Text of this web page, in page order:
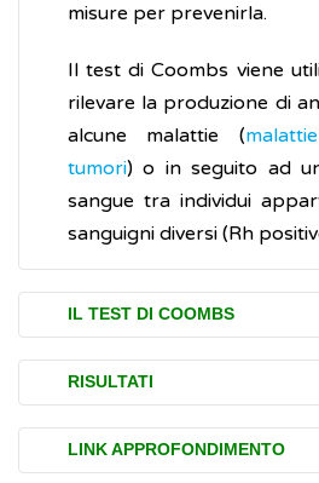
misure per prevenirla.
Il test di Coombs viene
rilevare la produzione di
alcune malattie (
tumori) o in seguito ad
sangue tra individui
sanguigni diversi (Rh
IL TEST DI COOMBS
Il test di Coombs è
indiretto e per la sua
richiesta alcuna
prescritto dal proprio
RISULTATI
Test di Coombs diretto
LINK APPROFONDIMENTO